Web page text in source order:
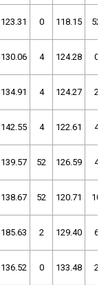
123.31 0 118.15 52
130.06 4 124.28 0
134.91 4 124.27 2
142.55 4 122.61 4
139.57 52 126.59 4
138.67 52 120.71 10
185.63 2 129.40 6
136.52 0 133.48 2